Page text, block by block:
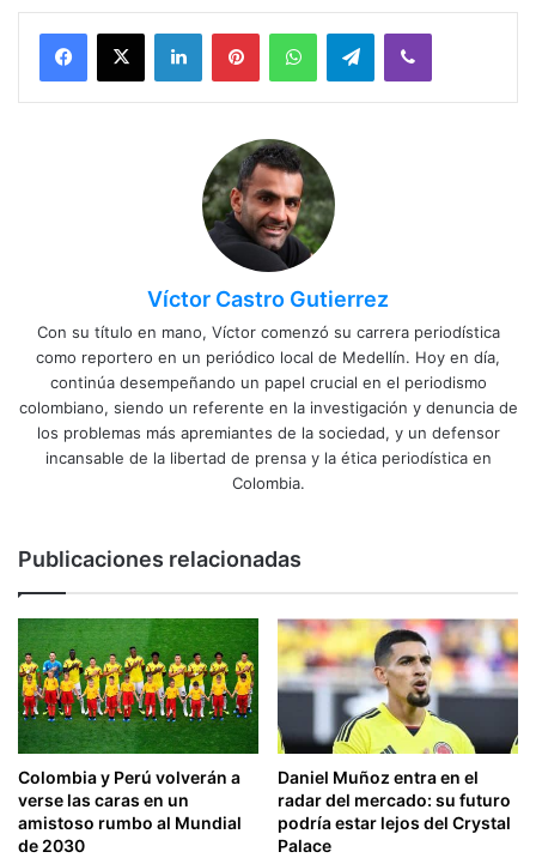
Facebook
X LinkedInPinterestWhatsAppTelegramViber
Víctor Castro Gutierrez
Con su título en mano, Víctor comenzó su carrera periodística
como reportero en un periódico local de Medellín. Hoy en día,
continúa desempeñando un papel crucial en el periodismo
colombiano, siendo un referente en la investigación y denuncia de
los problemas más apremiantes de la sociedad, y un defensor
incansable de la libertad de prensa y la ética periodística en
Colombia.
Publicaciones relacionadas
Colombia y Perú volverán a
verse las caras en un
amistoso rumbo al Mundial
de 2030
Daniel Muñoz entra en el
radar del mercado: su futuro
podría estar lejos del Crystal
Palace